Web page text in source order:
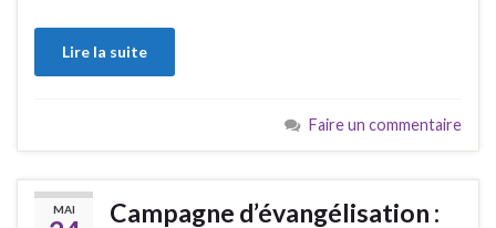
Lire la suite
Faire un commentaire
MAI
Campagne d’évangélisation :